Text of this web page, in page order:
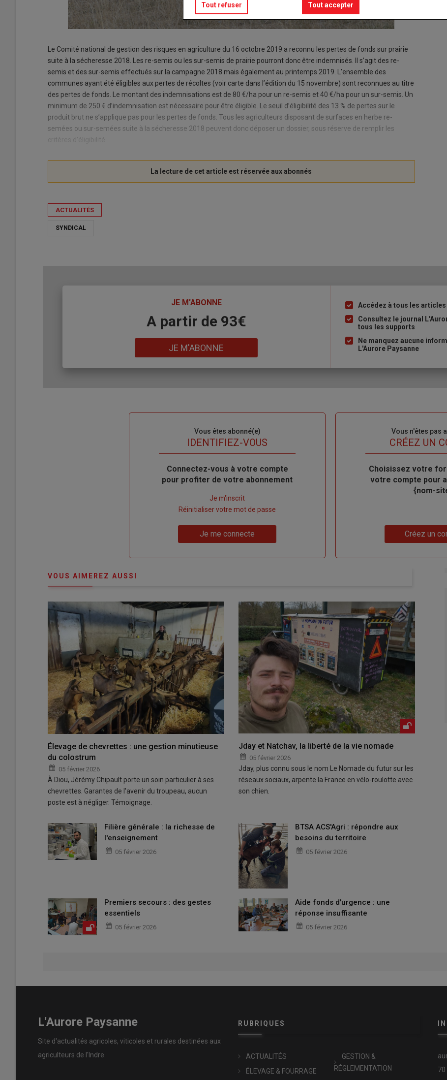
Le Comité national de gestion des risques en agriculture du 16 octobre 2019 a reconnu les pertes de fonds sur prairie
suite à la sécheresse 2018. Les re-semis ou les sur-semis de prairie pourront donc être indemnisés. Il s’agit des re-
semis et des sur-semis effectués sur la campagne 2018 mais également au printemps 2019. L’ensemble des
communes ayant été éligibles aux pertes de récoltes (voir carte dans l’édition du 15 novembre) sont reconnues au titre
des pertes de fonds. Le montant des indemnisations est de 80 €/ha pour un re-semis et 40 €/ha pour un sur-semis. Un
minimum de 250 € d’indemnisation est nécessaire pour être éligible. Le seuil d’éligibilité des 13 % de pertes sur le
produit brut ne s’applique pas pour les pertes de fonds. Tous les agriculteurs disposant de surfaces en herbe re-
semées ou sur-semées suite à la sécheresse 2018 peuvent donc déposer un dossier, sous réserve de remplir les
critères d’éligibilité.
ACTUALITÉS
SYNDICAL
JE M'ABONNE
A partir de 93€
JE M'ABONNE
Liste
à
puce
Accédez à tous les
Consultez le journal
tous les supports
Ne manquez aucune
L'Aurore Paysanne
Vous êtes abonné(e)
IDENTIFIEZ-VOUS
Body
Connectez-vous à votre compte
pour profiter de votre abonnement
compte"
Je m'inscrit
Réinitialiser votre mot de passe
Je me connecte
Vous n'êtes pas
TITRECRÉEZ UN
Body
Choisissez votre
votre compte pour
{nom-
Créez un
VOUS AIMEREZ AUSSI
Élevage de chevrettes : une gestion minutieuse
du colostrum
05 février 2026
À Diou, Jérémy Chipault porte un soin particulier à ses
chevrettes. Garantes de l'avenir du troupeau, aucun
poste est à négliger. Témoignage.
Jday et Natchav, la liberté de la vie nomade
05 février 2026
Jday, plus connu sous le nom Le Nomade du futur sur les
réseaux sociaux, arpente la France en vélo-roulotte avec
son chien.
Filière générale : la richesse de
l'enseignement
05 février 2026
BTSA ACS'Agri : répondre aux
besoins du territoire
05 février 2026
Premiers secours : des gestes
essentiels
05 février 2026
Aide fonds d'urgence : une
réponse insuffisante
05 février 2026
L'Aurore Paysanne
Site d'actualités agricoles, viticoles et rurales destinées aux
agriculteurs de l'Indre.
RUBRIQUES
ACTUALITÉS
ÉLEVAGE & FOURRAGE
GESTION &
RÉGLEMENTATION
Tout refuser Tout accepter